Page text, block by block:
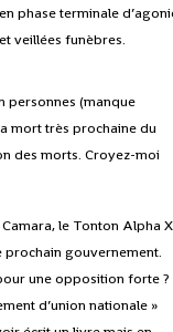
phase terminale
veillées funèbres.
personnes (manque
mort très prochaine du
des morts. Croyez-moi
le Tonton Alpha X
prochain gouvernement.
une opposition forte ?
d’union nationale »